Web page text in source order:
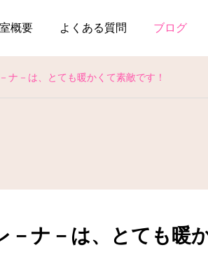
概要 よくある質問 ブログ
ナ－は、とても暖かくて素敵です！
ナ－は、とても暖